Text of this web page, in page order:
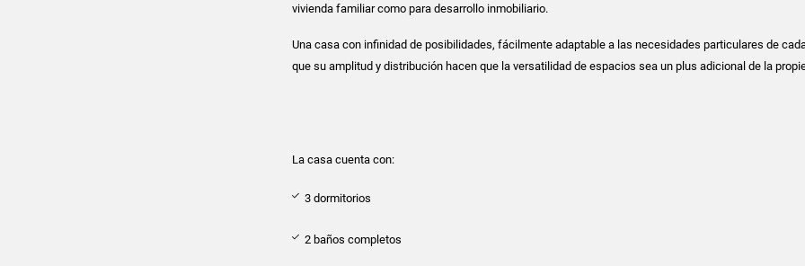
vivienda familiar como para desarrollo inmobiliario.
Una casa con infinidad de posibilidades, fácilmente adaptable a las necesidades particulares de
que su amplitud y distribución hacen que la versatilidad de espacios sea un plus adicional de la
La casa cuenta con:
3 dormitorios
2 baños completos